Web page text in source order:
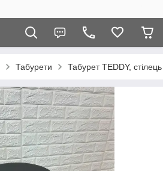
Табурети Табурет TEDDY,